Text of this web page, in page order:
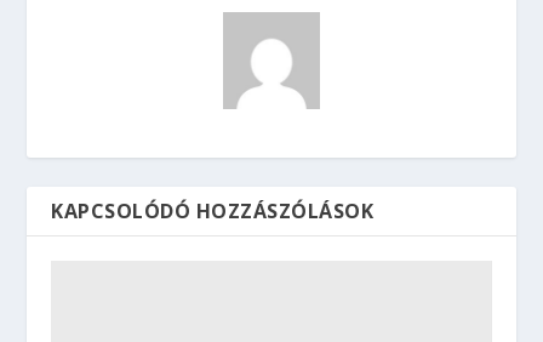
KAPCSOLÓDÓ HOZZÁSZÓLÁSOK